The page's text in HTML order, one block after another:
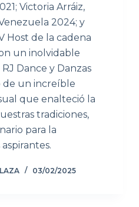
Victoria Arráiz,
2024; y
Host de la cadena
un inolvidable
Dance y Danzas
de un increíble
que enalteció la
tradiciones,
para la
03/02/2025